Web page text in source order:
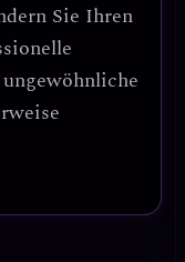
Sie Ihren